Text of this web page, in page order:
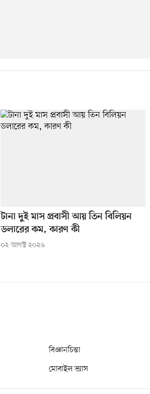
টানা দুই মাস প্রবাসী আয় তিন বিলিয়ন
ডলারের কম, কারণ কী
০২ আগস্ট ২০২৬
বিজ্ঞানচিন্তা
মোবাইল ভ্যাস